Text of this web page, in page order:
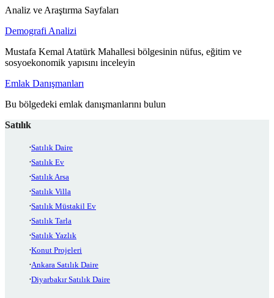
Analiz ve Araştırma Sayfaları
Demografi Analizi
Mustafa Kemal Atatürk Mahallesi bölgesinin nüfus, eğitim ve
sosyoekonomik yapısını inceleyin
Emlak Danışmanları
Bu bölgedeki emlak danışmanlarını bulun
Satılık
Satılık Daire
Satılık Ev
Satılık Arsa
Satılık Villa
Satılık Müstakil Ev
Satılık Tarla
Satılık Yazlık
Konut Projeleri
Ankara Satılık Daire
Diyarbakır Satılık Daire